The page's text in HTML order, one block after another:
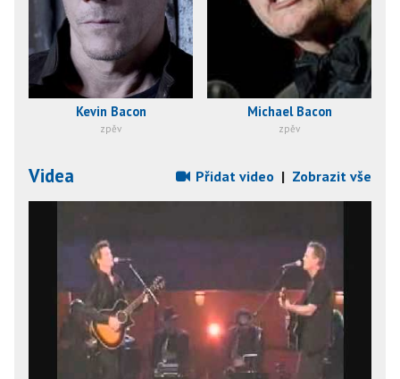
Kevin Bacon
zpěv
Michael Bacon
zpěv
Videa Přidat video | Zobrazit vše